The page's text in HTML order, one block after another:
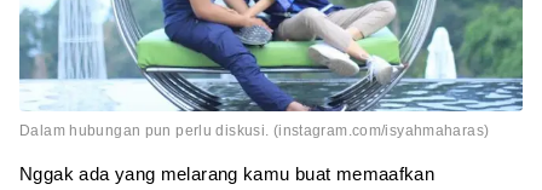
Dalam hubungan pun perlu diskusi. (instagram.com/isyahmaharas)
Nggak ada yang melarang kamu buat memaafkan